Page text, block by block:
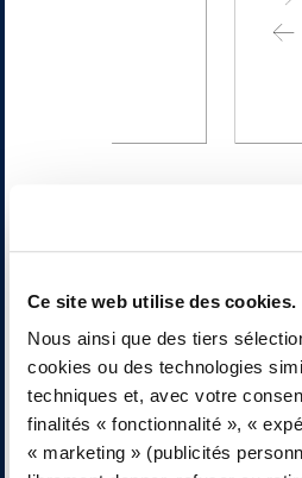
Ce site web utilise des cookies.
Nous ainsi que des tiers
cookies ou des technologies
techniques et, avec votre
finalités « fonctionnalité », «
« marketing » (publicités